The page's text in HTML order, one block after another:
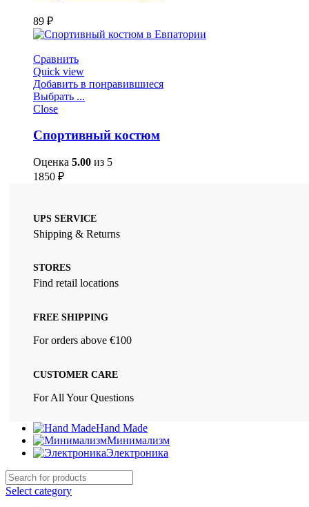
89 ₽
Сравнить
Quick view
Добавить в понравившиеся
Выбрать ...
Close
Спортивный костюм
Оценка 5.00 из 5
1850 ₽
UPS SERVICE
Shipping & Returns
STORES
Find retail locations
FREE SHIPPING
For orders above €100
CUSTOMER CARE
For All Your Questions
Hand Made
Минимализм
Электроника
Select category